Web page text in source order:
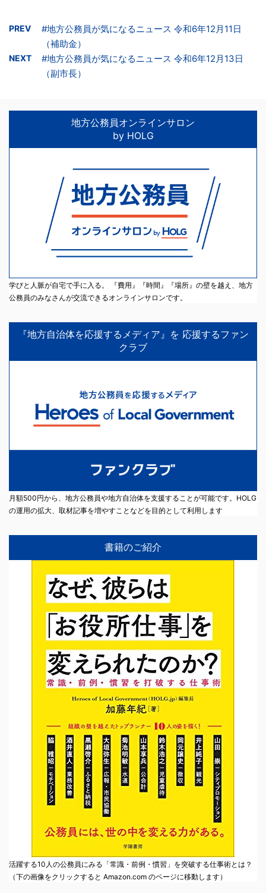
PREV
#地方公務員が気になるニュース 令和6年12月11日
（補助金）
NEXT
#地方公務員が気になるニュース 令和6年12月13日
（副市長）
地方公務員オンラインサロン
by HOLG
学びと人脈が自宅で手に入る。 『費用』『時間』『場所』の壁を越え、地方
公務員のみなさんが交流できるオンラインサロンです。
『地方自治体を応援するメディア』を 応援するファン
クラブ
月額500円から、地方公務員や地方自治体を支援することが可能です。HOLG
の運用の拡大、取材記事を増やすことなどを目的として利用します
書籍のご紹介
活躍する10人の公務員にみる「常識・前例・慣習」を突破する仕事術とは？
（下の画像をクリックすると Amazon.com のページに移動します）